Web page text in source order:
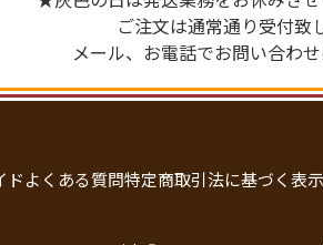
ご注文は通常通り受付致
メール、お電話でお問い合わせ
ドよくある質問特定商取引法に基づく表示